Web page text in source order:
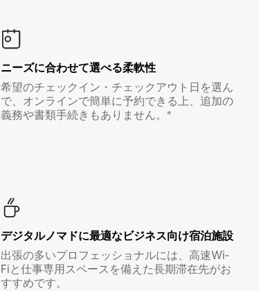
ニーズに合わせて選べる柔軟性
希望のチェックイン・チェックアウト日を選ん
で、オンラインで簡単に予約できる上、追加の
義務や書類手続きもありません。*
デジタルノマド⁠に最⁠適⁠なビ⁠ジ⁠ネ⁠ス⁠向⁠け宿⁠泊⁠施⁠設
出張の多いプロフェッショナルには、高速Wi-
Fiと仕事専用スペースを備えた長期滞在先がお
すすめです。